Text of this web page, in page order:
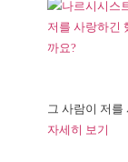
그 사람이 저를
자세히 보기